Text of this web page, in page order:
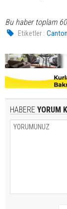
Bu haber toplam
Etiketler :
HABERE YORUM